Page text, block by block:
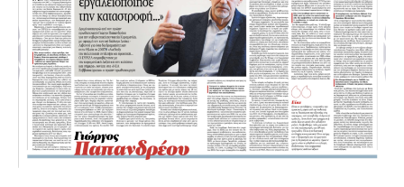
«Τα
Νέα»
και
στον
Δημοσιογράφο
Διονύση
Νασόπουλο.